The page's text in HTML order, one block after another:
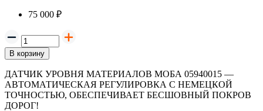
75 000 ₽
В корзину
ДАТЧИК УРОВНЯ МАТЕРИАЛОВ МОБА 05940015 —
АВТОМАТИЧЕСКАЯ РЕГУЛИРОВКА С НЕМЕЦКОЙ
ТОЧНОСТЬЮ, ОБЕСПЕЧИВАЕТ БЕСШОВНЫЙ ПОКРОВ
ДОРОГ!